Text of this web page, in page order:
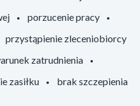
porzucenie pracy
przystąpienie zleceniobiorcy
zatrudnienia
zasiłku
brak szczepienia